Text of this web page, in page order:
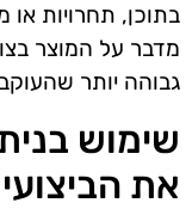
בתוכן, תחרויות
מדבר על המוצר
גבוהה יותר
שימוש
את